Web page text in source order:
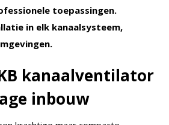
toepassingen.
in elk kanaalsysteem,
kanaalventilator
inbouw